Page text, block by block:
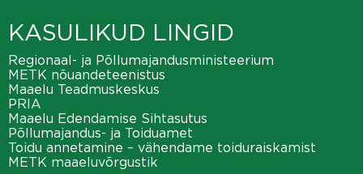
KASULIKUD LINGID
Regionaal- ja Põllumajandusministeerium
METK nõuandeteenistus
Maaelu Teadmuskeskus
PRIA
Maaelu Edendamise Sihtasutus
Põllumajandus- ja Toiduamet
Toidu annetamine – vähendame toiduraiskamist
METK maaeluvõrgustik